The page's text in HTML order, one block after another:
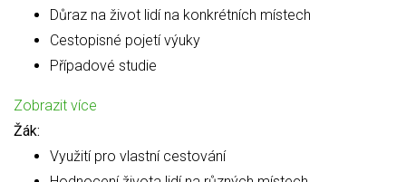
Důraz na život lidí na konkrétních místech
Cestopisné pojetí výuky
Případové studie
Zobrazit více
Žák:
Využití pro vlastní cestování